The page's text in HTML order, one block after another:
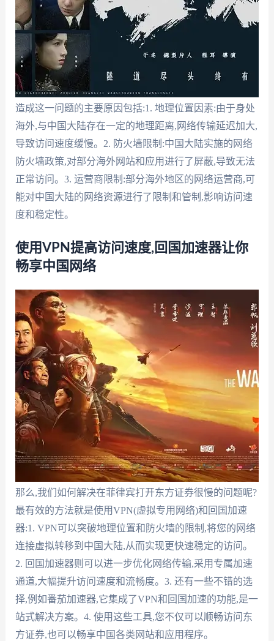
造成这一问题的主要原因包括:1. 地理位置因素:由于身处
海外,与中国大陆存在一定的地理距离,网络传输延迟加大,
导致访问速度缓慢。2. 防火墙限制:中国大陆实施的网络
防火墙政策,对部分海外网站和应用进行了屏蔽,导致无法
正常访问。3. 运营商限制:部分海外地区的网络运营商,可
能对中国大陆的网络资源进行了限制和管制,影响访问速
度和稳定性。
使用VPN提高访问速度,回国加速器让你
畅享中国网络
那么,我们如何解决在菲律宾打开东方证券很慢的问题呢?
最有效的方法就是使用VPN(虚拟专用网络)和回国加速
器:1. VPN可以突破地理位置和防火墙的限制,将您的网络
连接虚拟转移到中国大陆,从而实现更快速稳定的访问。
2. 回国加速器则可以进一步优化网络传输,采用专属加速
通道,大幅提升访问速度和流畅度。3. 还有一些不错的选
择,例如番茄加速器,它集成了VPN和回国加速的功能,是一
站式解决方案。4. 使用这些工具,您不仅可以顺畅访问东
方证券,也可以畅享中国各类网站和应用程序。